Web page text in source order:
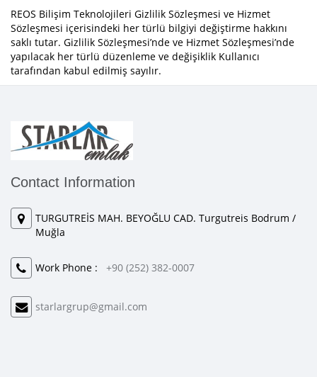
REOS Bilişim Teknolojileri Gizlilik Sözleşmesi ve Hizmet
Sözleşmesi içerisindeki her türlü bilgiyi değiştirme hakkını
saklı tutar. Gizlilik Sözleşmesi’nde ve Hizmet Sözleşmesi’nde
yapılacak her türlü düzenleme ve değişiklik Kullanıcı
tarafından kabul edilmiş sayılır.
Contact Information
TURGUTREİS MAH. BEYOĞLU CAD. Turgutreis Bodrum /
Muğla
Work Phone : +90 (252) 382-0007
starlargrup@gmail.com